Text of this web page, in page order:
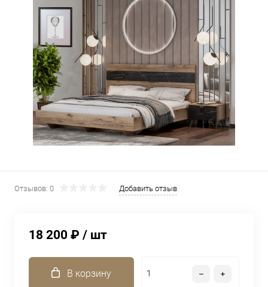
Отзывов: 0 Добавить отзыв
18 200 ₽ / шт
В корзину